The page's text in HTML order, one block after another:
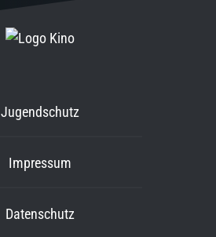
Jugendschutz
Impressum
Datenschutz